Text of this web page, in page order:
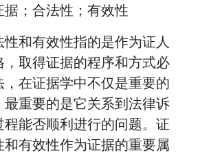
据；合法性；有效性
和有效性指的是作为证人
，取得证据的程序和方式必
在证据学中不仅是重要的
最重要的是它关系到法律诉
能否顺利进行的问题。证
有效性作为证据的重要属